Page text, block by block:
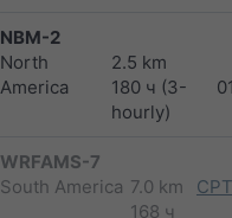
NBM-2
North
America
2.5 km
180 ч (3-
hourly)
WRFAMS-7
South America 7.0 km
168 ч